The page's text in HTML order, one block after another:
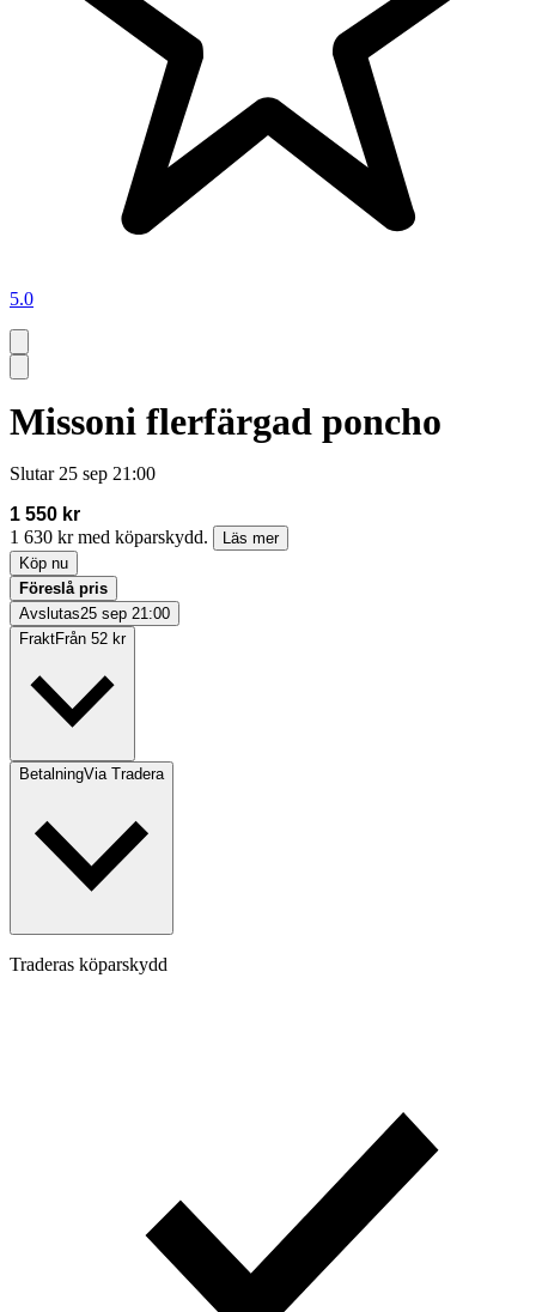
5.0
Missoni flerfärgad poncho
Slutar 25 sep 21:00
1 550 kr
1 630 kr med köparskydd.
Läs mer
Köp nu
Föreslå pris
Avslutas25 sep 21:00
FraktFrån 52 kr
BetalningVia Tradera
Traderas köparskydd